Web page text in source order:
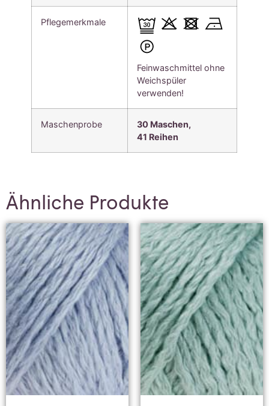
Pflegemerkmale
Feinwaschmittel ohne
Weichspüler
verwenden!
Maschenprobe
30 Maschen,
41 Reihen
Ähnliche Produkte